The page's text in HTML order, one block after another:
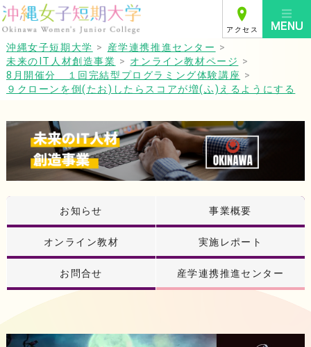
アクセス
沖縄女子短期大学 > 産学連携推進センター >
未来のIT人材創造事業 > オンライン教材ページ >
8月開催分 １回完結型プログラミング体験講座 >
９クローンを倒(たお)したらスコアが増(ふ)えるようにする
お知らせ 事業概要
オンライン教材 実施レポート
お問合せ 産学連携推進センター